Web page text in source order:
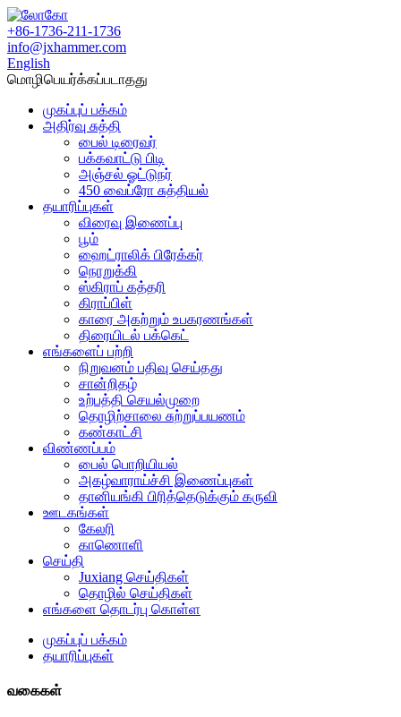
+86-1736-211-1736
info@jxhammer.com
English
மொழிபெயர்க்கப்படாதது
முகப்புப் பக்கம்
அதிர்வு சுத்தி
பைல் டிரைவர்
பக்கவாட்டு பிடி
அஞ்சல் ஓட்டுநர்
450 வைப்ரோ சுத்தியல்
தயாரிப்புகள்
விரைவு இணைப்பு
பூம்
ஹைட்ராலிக் பிரேக்கர்
நொறுக்கி
ஸ்கிராப் கத்தரி
கிராப்பிள்
காரை அகற்றும் உபகரணங்கள்
திரையிடல் பக்கெட்
எங்களைப் பற்றி
நிறுவனம் பதிவு செய்தது
சான்றிதழ்
உற்பத்தி செயல்முறை
தொழிற்சாலை சுற்றுப்பயணம்
கண்காட்சி
விண்ணப்பம்
பைல் பொறியியல்
அகழ்வாராய்ச்சி இணைப்புகள்
தானியங்கி பிரித்தெடுக்கும் கருவி
ஊடகங்கள்
கேலரி
காணொளி
செய்தி
Juxiang செய்திகள்
தொழில் செய்திகள்
எங்களை தொடர்பு கொள்ள
முகப்புப் பக்கம்
தயாரிப்புகள்
வகைகள்